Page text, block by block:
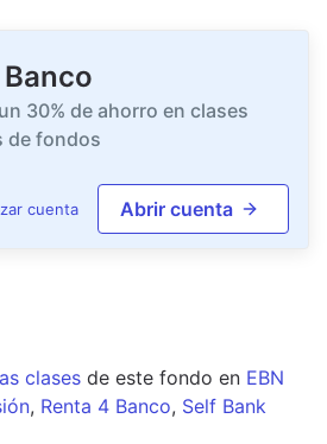
Banco
30% de ahorro en clases
de fondos
cuenta Abrir cuenta
clases de este fondo en EBN
, Renta 4 Banco, Self Bank